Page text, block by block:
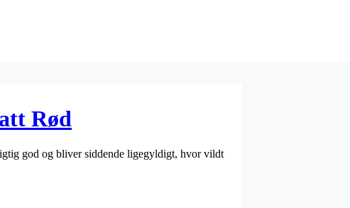
Rød
god og bliver siddende ligegyldigt, hvor vildt